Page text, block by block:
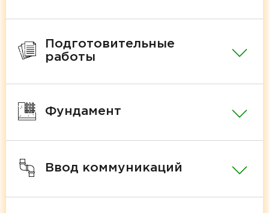
Подготовительные
работы
Фундамент
Ввод коммуникаций